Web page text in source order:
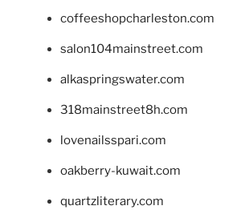
coffeeshopcharleston.com
salon104mainstreet.com
alkaspringswater.com
318mainstreet8h.com
lovenailsspari.com
oakberry-kuwait.com
quartzliterary.com